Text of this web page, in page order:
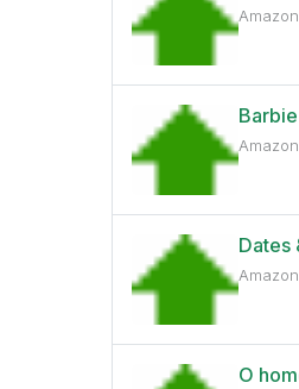
Amazon
Amazon
Dates
Amazon
O